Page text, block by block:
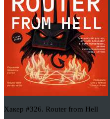
Хакер #326. Router from Hell